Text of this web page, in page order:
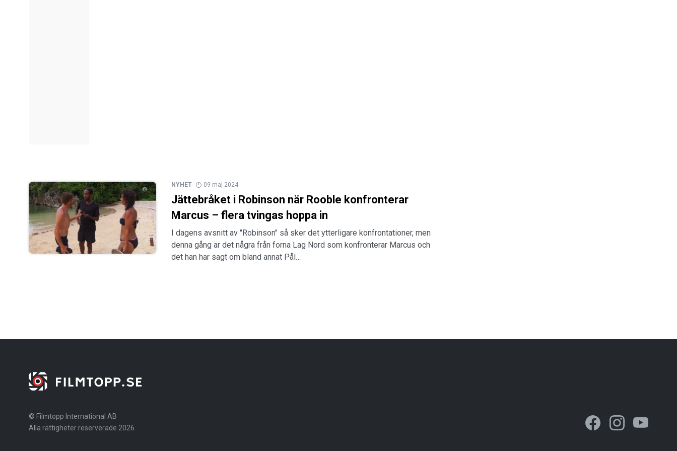
NYHET 09 maj 2024
Jättebråket i Robinson när Rooble konfronterar
Marcus – flera tvingas hoppa in
I dagens avsnitt av "Robinson" så sker det ytterligare konfrontationer, men
denna gång är det några från forna Lag Nord som konfronterar Marcus och
det han har sagt om bland annat Pål…
© Filmtopp International AB
Alla rättigheter reserverade 2026